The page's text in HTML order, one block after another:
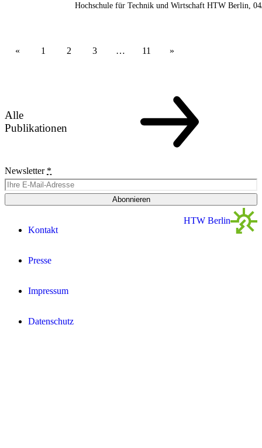
Hochschule für Technik und Wirtschaft HTW Berlin,
1 2 3 … 11
Alle
Publikationen
Newsletter *
Abonnieren
Kontakt
Presse
Impressum
Datenschutz­
HTW Berlin